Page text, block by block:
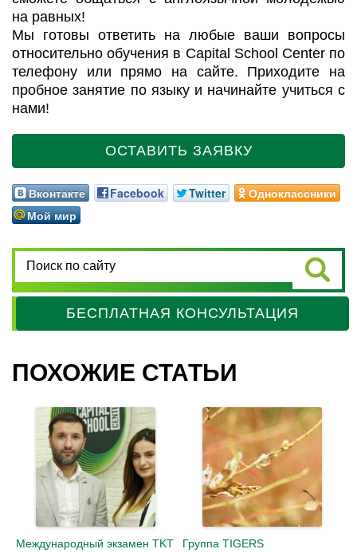
на равных!
Мы готовы ответить на любые ваши вопросы
относительно обучения в Capital School Center по
телефону или прямо на сайте. Приходите на
пробное занятие по языку и начинайте учиться с
нами!
ОСТАВИТЬ ЗАЯВКУ
Вконтакте Facebook Twitter
Одноклассники
Мой мир
БЕСПЛАТНАЯ КОНСУЛЬТАЦИЯ
ПОХОЖИЕ СТАТЬИ
Международный экзамен TKT
Группа TIGERS